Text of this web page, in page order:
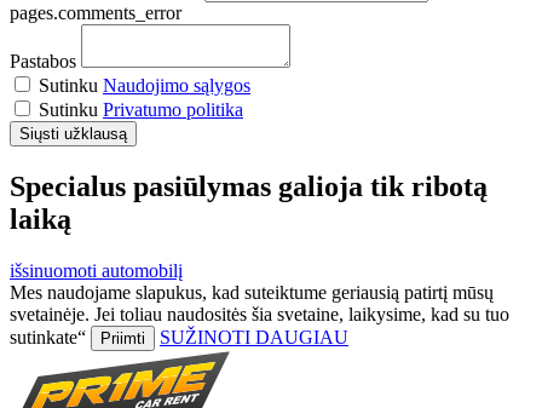
pages.comments_error
Pastabos
Sutinku Naudojimo sąlygos
Sutinku Privatumo politika
Specialus pasiūlymas galioja tik ribotą
laiką
išsinuomoti automobilį
Mes naudojame slapukus, kad suteiktume geriausią patirtį mūsų
svetainėje. Jei toliau naudositės šia svetaine, laikysime, kad su tuo
sutinkate“
Priimti SUŽINOTI DAUGIAU